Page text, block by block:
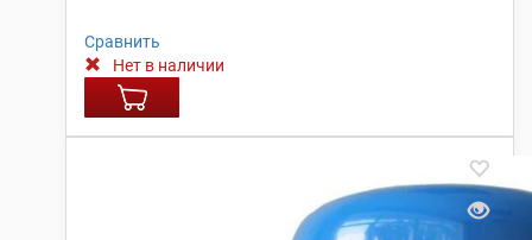
Сравнить
Нет в наличии